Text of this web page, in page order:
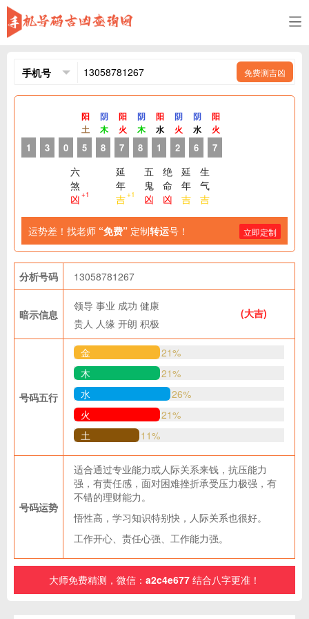
免费测吉凶
1 3 0
阳
土
5
阴
木
8
六
煞
凶 +1
阳
火
7
阴
木
8
延
年
吉+1
阳
水
1
五
鬼
凶
阴
火
2
绝
命
凶
阴
水
6
延
年
吉
阳
火
7
生
气
吉
运势差！找老师 “免费” 定制转运号！ 立即定制
分析号码 13058781267
暗示信息
领导 事业 成功 健康
贵人 人缘 开朗 积极
(大吉)
号码五行
金
21%
木
21%
水
26%
火
21%
土
11%
号码运势
适合通过专业能力或人际关系来钱，抗压能力
强，有责任感，面对困难挫折承受压力极强，有
不错的理财能力。
悟性高，学习知识特别快，人际关系也很好。
工作开心、责任心强、工作能力强。
大师免费精测，微信： a2c4e677 结合八字更准！